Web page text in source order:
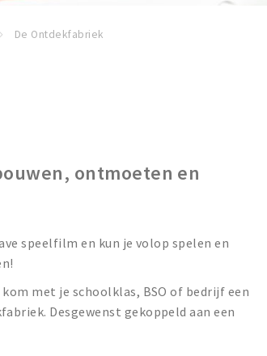
De Ontdekfabriek
ontmoeten en
speelfilm en kun je volop spelen en
met je schoolklas, BSO of bedrijf een
Desgewenst gekoppeld aan een